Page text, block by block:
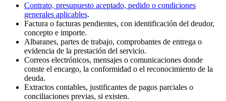
Contrato, presupuesto aceptado, pedido o condiciones
generales aplicables.
Factura o facturas pendientes, con identificación del deudor,
concepto e importe.
Albaranes, partes de trabajo, comprobantes de entrega o
evidencia de la prestación del servicio.
Correos electrónicos, mensajes o comunicaciones donde
conste el encargo, la conformidad o el reconocimiento de la
deuda.
Extractos contables, justificantes de pagos parciales o
conciliaciones previas, si existen.